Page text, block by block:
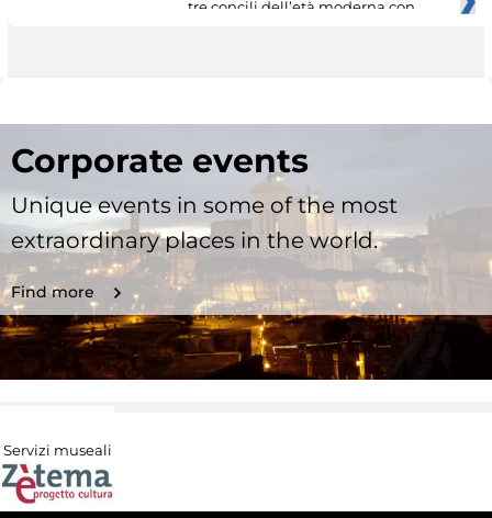
tre concili dell’età moderna con
Corporate events
Unique events in some of the most
extraordinary places in the world.
Find more
Servizi museali